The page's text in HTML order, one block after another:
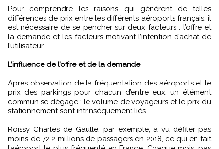
Pour comprendre les raisons qui génèrent de telles
différences de prix entre les différents aéroports français, il
est nécessaire de se pencher sur deux facteurs : l’offre et
la demande et les facteurs motivant l’intention d’achat de
l’utilisateur.
L’influence de l’offre et de la demande
Après observation de la fréquentation des aéroports et le
prix des parkings pour chacun d’entre eux, un élément
commun se dégage : le volume de voyageurs et le prix du
stationnement sont intrinsèquement liés.
Roissy Charles de Gaulle, par exemple, a vu défiler pas
moins de 72.2 millions de passagers en 2018, ce qui en fait